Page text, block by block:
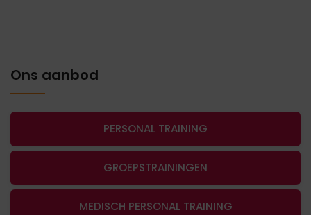
Ons aanbod
PERSONAL TRAINING
GROEPSTRAININGEN
MEDISCH PERSONAL TRAINING